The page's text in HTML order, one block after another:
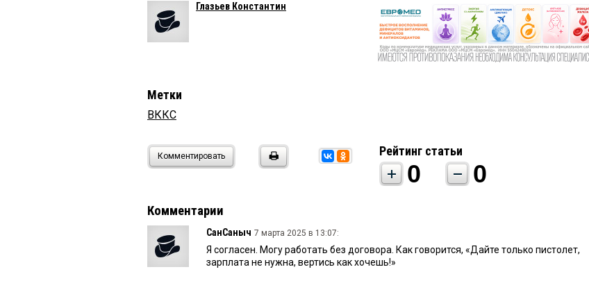
Глазьев Константин
Метки
ВККС
Комментировать Рейтинг статьи
0 0
Комментарии
СанСаныч 7 марта 2025 в 13:07:
Я согласен. Могу работать без договора. Как говорится, «Дайте только пистолет,
зарплата не нужна, вертись как хочешь!»